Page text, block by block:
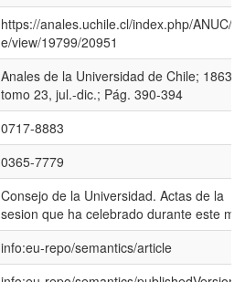
https://anales.uchile.cl/index.php/ANUC/
e/view/19799/20951
Anales de la Universidad de Chile; 1863:
tomo 23, jul.-dic.; Pág. 390-394
0717-8883
0365-7779
Consejo de la Universidad. Actas de la
sesion que ha celebrado durante este
info:eu-repo/semantics/article